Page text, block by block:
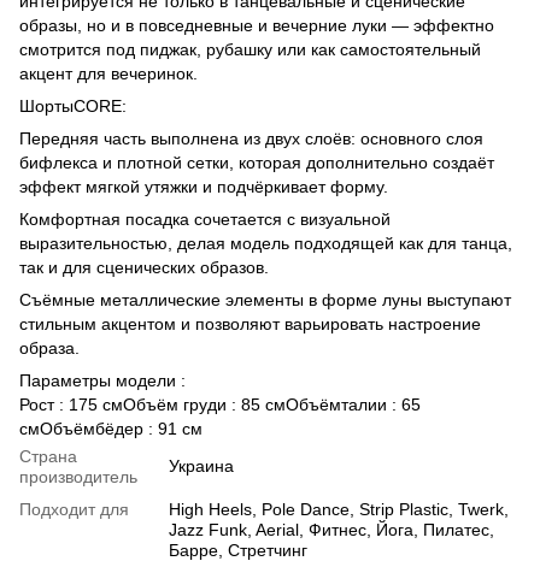
образы, но и в повседневные и вечерние луки — эффектно
смотрится под пиджак, рубашку или как самостоятельный
акцент для вечеринок.
ШортыCORE:
Передняя часть выполнена из двух слоёв: основного слоя
бифлекса и плотной сетки, которая дополнительно создаёт
эффект мягкой утяжки и подчёркивает форму.
Комфортная посадка сочетается с визуальной
выразительностью, делая модель подходящей как для танца,
так и для сценических образов.
Съёмные металлические элементы в форме луны выступают
стильным акцентом и позволяют варьировать настроение
образа.
Параметры модели :
Рост : 175 смОбъём груди : 85 смОбъёмталии : 65
смОбъёмбёдер : 91 см
Страна
производитель
Украина
Подходит для
High Heels, Pole Dance, Strip Plastic, Twerk,
Jazz Funk, Aerial, Фитнес, Йога, Пилатес,
Барре, Стретчинг